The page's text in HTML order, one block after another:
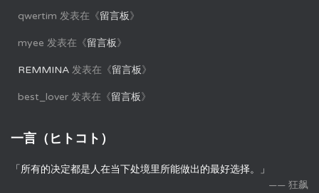
qwertim 发表在《留言板》
myee 发表在《留言板》
REMMINA 发表在《留言板》
best_lover 发表在《留言板》
一言（ヒトコト）
「所有的决定都是人在当下处境里所能做出的最好选择。」
—— 狂飙